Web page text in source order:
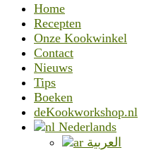
Home
Recepten
Onze Kookwinkel
Contact
Nieuws
Tips
Boeken
deKookworkshop.nl
Nederlands
العربية